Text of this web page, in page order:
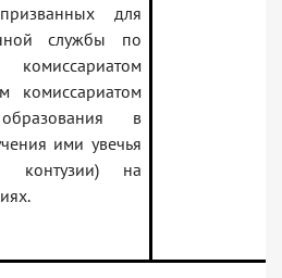
для
службы по
в
ими увечья
контузии) на